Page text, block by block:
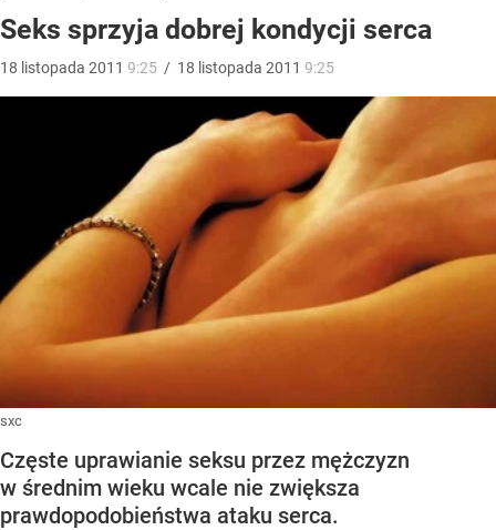
Seks sprzyja dobrej kondycji serca
18 listopada 2011 9:25 / 18 listopada 2011 9:25
sxc
Częste uprawianie seksu przez mężczyzn
w średnim wieku wcale nie zwiększa
prawdopodobieństwa ataku serca.